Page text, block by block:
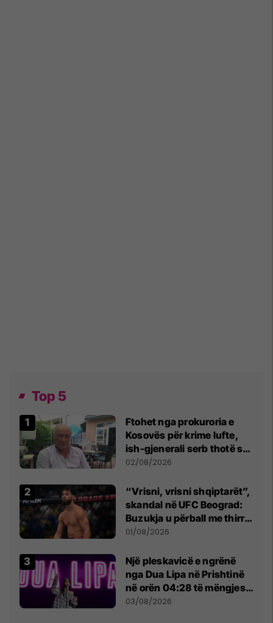
Top 5
Ftohet nga prokuroria e
Kosovës për krime lufte,
ish-gjenerali serb thotë se
dikush e tradhtoi në
02/08/2026
“Vrisni, vrisni shqiptarët”,
skandal në UFC Beograd:
Buzukja u përball me thirrje
anti-shqiptare nga
01/08/2026
Një pleskavicë e ngrënë
nga Dua Lipa në Prishtinë
në orën 04:28 të mëngjesit
- dhe bota digjitale serbe
03/08/2026